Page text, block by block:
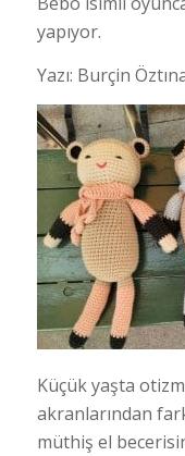
yapıyor.
Yazı: Burçin
Küçük yaşta
akranlarından
müthiş el